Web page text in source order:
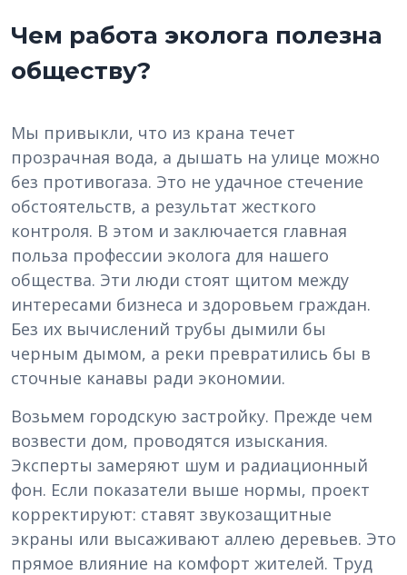
Чем работа эколога полезна
обществу?
Мы привыкли, что из крана течет
прозрачная вода, а дышать на улице можно
без противогаза. Это не удачное стечение
обстоятельств, а результат жесткого
контроля. В этом и заключается главная
польза профессии эколога для нашего
общества. Эти люди стоят щитом между
интересами бизнеса и здоровьем граждан.
Без их вычислений трубы дымили бы
черным дымом, а реки превратились бы в
сточные канавы ради экономии.
Возьмем городскую застройку. Прежде чем
возвести дом, проводятся изыскания.
Эксперты замеряют шум и радиационный
фон. Если показатели выше нормы, проект
корректируют: ставят звукозащитные
экраны или высаживают аллею деревьев. Это
прямое влияние на комфорт жителей. Труд